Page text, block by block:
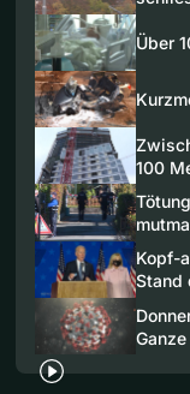
Über
100
Kopf-
Stand